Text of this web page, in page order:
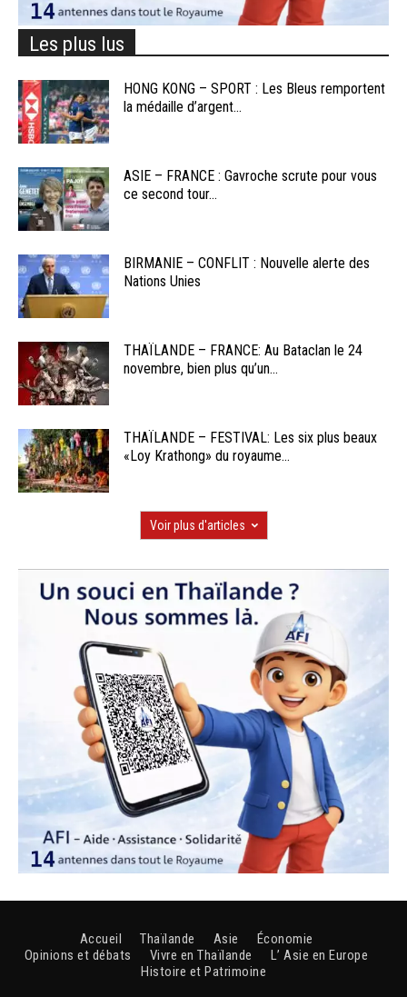
Les plus lus
HONG KONG – SPORT : Les Bleus remportent
la médaille d’argent...
ASIE – FRANCE : Gavroche scrute pour vous
ce second tour...
BIRMANIE – CONFLIT : Nouvelle alerte des
Nations Unies
THAÏLANDE – FRANCE: Au Bataclan le 24
novembre, bien plus qu’un...
THAÏLANDE – FESTIVAL: Les six plus beaux
«Loy Krathong» du royaume...
Voir plus d'articles
Accueil Thaïlande Asie
Économie
Opinions et débats
Vivre en Thaïlande
L’ Asie en Europe
Histoire et Patrimoine